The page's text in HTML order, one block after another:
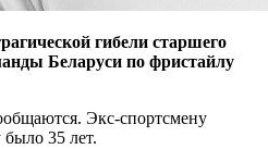
гибели старшего
Беларуси по фристайлу
Экс-спортсмену
было 35 лет.